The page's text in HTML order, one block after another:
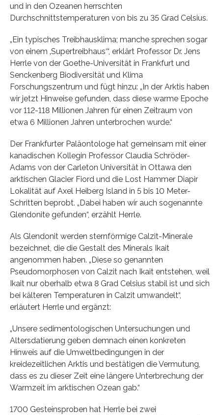
und in den Ozeanen herrschten
Durchschnittstemperaturen von bis zu 35 Grad Celsius.
„Ein typisches Treibhausklima; manche sprechen sogar
von einem ‚Supertreibhaus‘“, erklärt Professor Dr. Jens
Herrle von der Goethe-Universität in Frankfurt und
Senckenberg Biodiversität und Klima
Forschungszentrum und fügt hinzu: „In der Arktis haben
wir jetzt Hinweise gefunden, dass diese warme Epoche
vor 112-118 Millionen Jahren für einen Zeitraum von
etwa 6 Millionen Jahren unterbrochen wurde.“
Der Frankfurter Paläontologe hat gemeinsam mit einer
kanadischen Kollegin Professor Claudia Schröder-
Adams von der Carleton Universität in Ottawa den
arktischen Glacier Fiord und die Lost Hammer Diapir
Lokalität auf Axel Heiberg Island in 5 bis 10 Meter-
Schritten beprobt. „Dabei haben wir auch sogenannte
Glendonite gefunden“, erzählt Herrle.
Als Glendonit werden sternförmige Calzit-Minerale
bezeichnet, die die Gestalt des Minerals Ikait
angenommen haben. „Diese so genannten
Pseudomorphosen von Calzit nach Ikait entstehen, weil
Ikait nur oberhalb etwa 8 Grad Celsius stabil ist und sich
bei kälteren Temperaturen in Calzit umwandelt“,
erläutert Herrle und ergänzt:
„Unsere sedimentologischen Untersuchungen und
Altersdatierung geben demnach einen konkreten
Hinweis auf die Umweltbedingungen in der
kreidezeitlichen Arktis und bestätigen die Vermutung,
dass es zu dieser Zeit eine längere Unterbrechung der
Warmzeit im arktischen Ozean gab.“
1700 Gesteinsproben hat Herrle bei zwei